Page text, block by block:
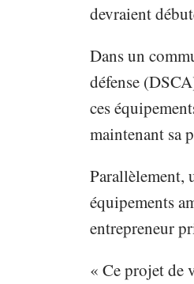
devraient
Dans un
défense
ces
maintenant sa
Parallèlement,
équipements
entrepreneur
« Ce projet de